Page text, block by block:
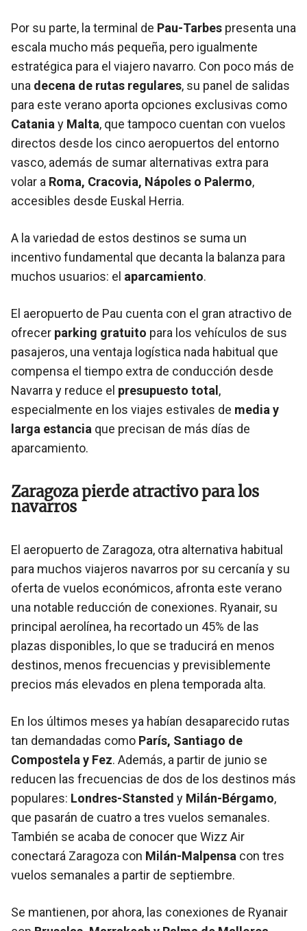
Por su parte, la terminal de Pau-Tarbes presenta una
escala mucho más pequeña, pero igualmente
estratégica para el viajero navarro. Con poco más de
una decena de rutas regulares, su panel de salidas
para este verano aporta opciones exclusivas como
Catania y Malta, que tampoco cuentan con vuelos
directos desde los cinco aeropuertos del entorno
vasco, además de sumar alternativas extra para
volar a Roma, Cracovia, Nápoles o Palermo,
accesibles desde Euskal Herria.
A la variedad de estos destinos se suma un
incentivo fundamental que decanta la balanza para
muchos usuarios: el aparcamiento.
El aeropuerto de Pau cuenta con el gran atractivo de
ofrecer parking gratuito para los vehículos de sus
pasajeros, una ventaja logística nada habitual que
compensa el tiempo extra de conducción desde
Navarra y reduce el presupuesto total ,
especialmente en los viajes estivales de media y
larga estancia que precisan de más días de
aparcamiento.
Zaragoza pierde atractivo para los
navarros
El aeropuerto de Zaragoza, otra alternativa habitual
para muchos viajeros navarros por su cercanía y su
oferta de vuelos económicos, afronta este verano
una notable reducción de conexiones. Ryanair, su
principal aerolínea, ha recortado un 45% de las
plazas disponibles, lo que se traducirá en menos
destinos, menos frecuencias y previsiblemente
precios más elevados en plena temporada alta.
En los últimos meses ya habían desaparecido rutas
tan demandadas como París, Santiago de
Compostela y Fez. Además, a partir de junio se
reducen las frecuencias de dos de los destinos más
populares: Londres-Stansted y Milán-Bérgamo,
que pasarán de cuatro a tres vuelos semanales.
También se acaba de conocer que Wizz Air
conectará Zaragoza con Milán-Malpensa con tres
vuelos semanales a partir de septiembre.
Se mantienen, por ahora, las conexiones de Ryanair